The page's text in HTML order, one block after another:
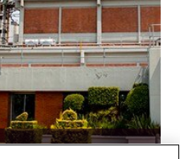
años de liderazgo
es
Kellogg's®,
representa